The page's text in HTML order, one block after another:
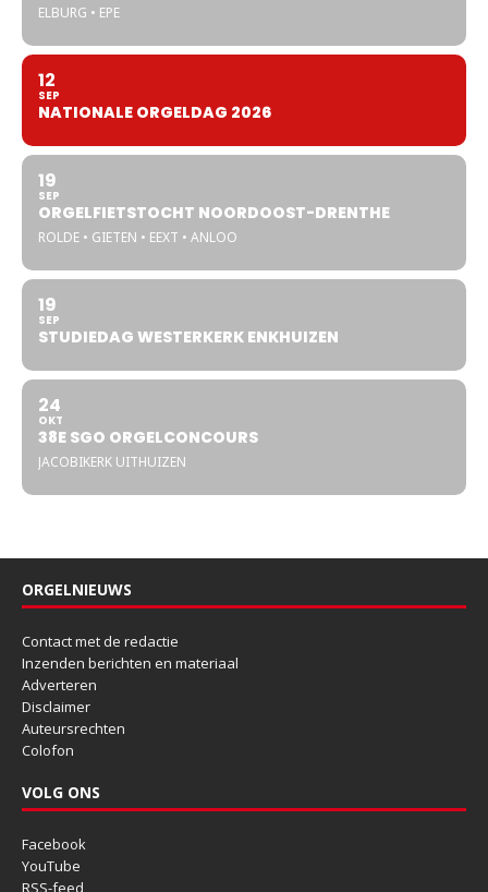
ELBURG • EPE
12
SEP
NATIONALE ORGELDAG 2026
19
SEP
ORGELFIETSTOCHT NOORDOOST-DRENTHE
ROLDE • GIETEN • EEXT • ANLOO
19
SEP
STUDIEDAG WESTERKERK ENKHUIZEN
24
OKT
38E SGO ORGELCONCOURS
JACOBIKERK UITHUIZEN
ORGELNIEUWS
Contact met de redactie
Inzenden berichten en materiaal
Adverteren
Disclaimer
Auteursrechten
Colofon
VOLG ONS
Facebook
YouTube
RSS-feed